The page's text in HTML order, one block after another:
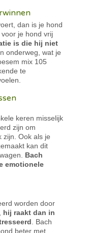
dan is je hond
je hond vrij
is die hij niet
onderweg, wat je
mix 105
te
keren misselijk
zijn om
zijn. Ook als je
kan dit
Bach
emotionele
worden door
hij raakt dan in
. Bach
beter met